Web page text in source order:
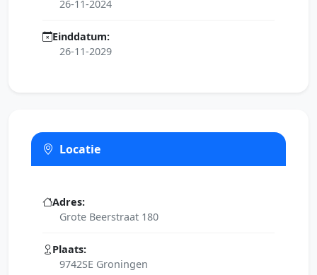
26-11-2024
Einddatum:
26-11-2029
Locatie
Adres:
Grote Beerstraat 180
Plaats:
9742SE Groningen